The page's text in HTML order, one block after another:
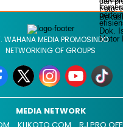
WAHANA MEDIA PROMOSINDO
NETWORKING OF GROUPS
MEDIA NETWORK